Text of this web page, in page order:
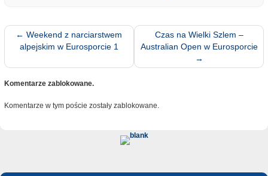
← Weekend z narciarstwem
alpejskim w Eurosporcie 1
Czas na Wielki Szlem –
Australian Open w Eurosporcie
→
Komentarze zablokowane.
Komentarze w tym poście zostały zablokowane.